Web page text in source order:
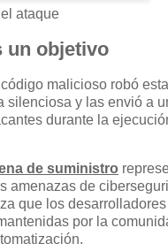
ataque
un objetivo
malicioso robó
silenciosa y las envió a
durante la
de suministro
amenazas de
que los
por la